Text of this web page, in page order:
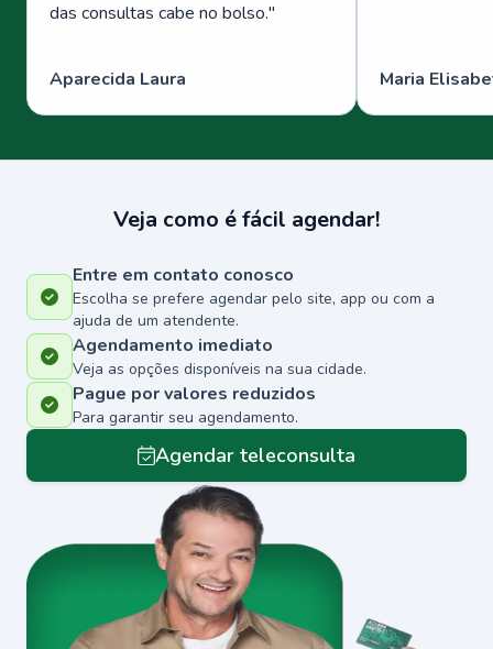
das consultas cabe no bolso."
Aparecida Laura Maria
Veja como é fácil agendar!
Entre em contato conosco
Escolha se prefere agendar pelo site, app ou com a
ajuda de um atendente.
Agendamento imediato
Veja as opções disponíveis na sua cidade.
Pague por valores reduzidos
Para garantir seu agendamento.
Agendar teleconsulta